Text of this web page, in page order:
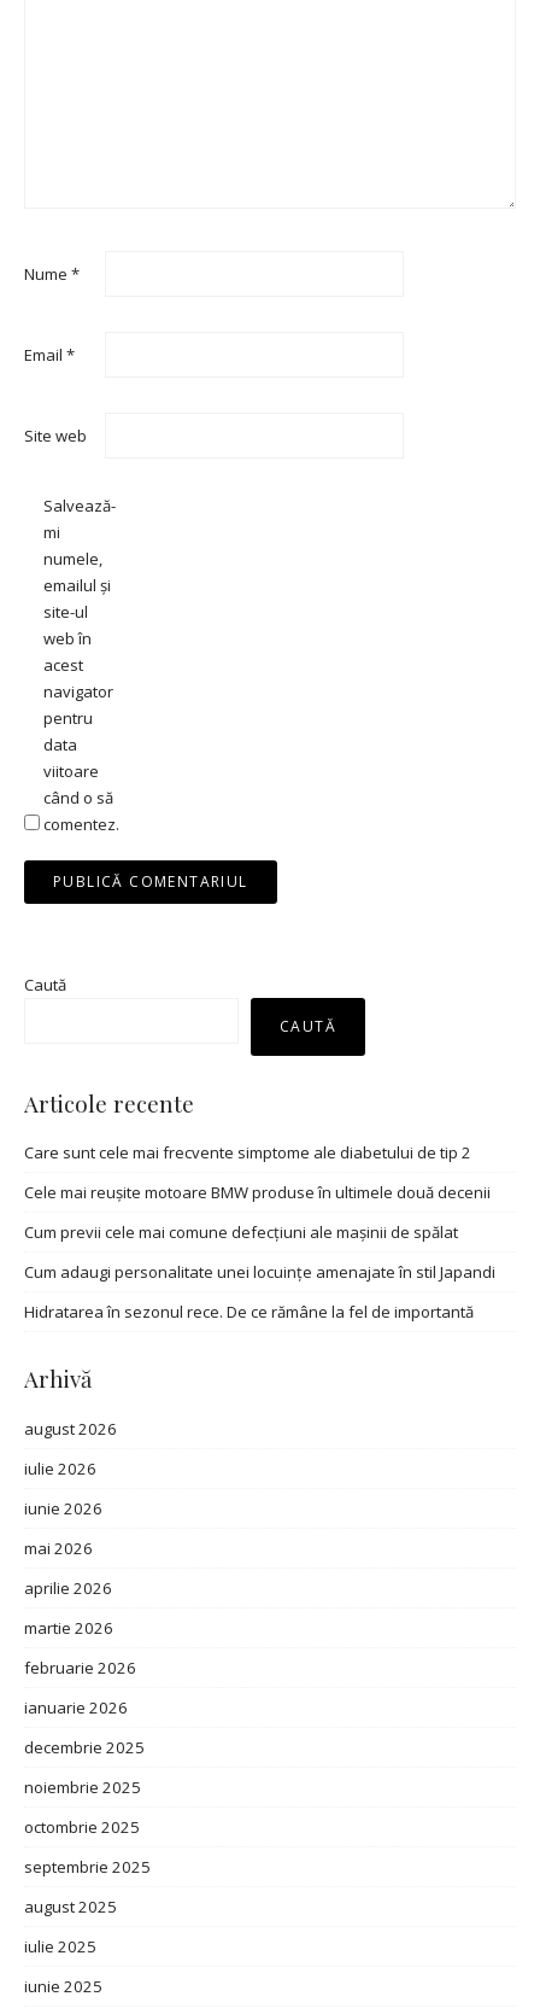
Nume *
Email *
Site web
Salvează-
mi
numele,
emailul și
site-ul
web în
acest
navigator
pentru
data
viitoare
când o să
comentez.
Caută
CAUTĂ
Articole recente
Care sunt cele mai frecvente simptome ale diabetului de tip 2
Cele mai reușite motoare BMW produse în ultimele două decenii
Cum previi cele mai comune defecțiuni ale mașinii de spălat
Cum adaugi personalitate unei locuințe amenajate în stil Japandi
Hidratarea în sezonul rece. De ce rămâne la fel de importantă
Arhivă
august 2026
iulie 2026
iunie 2026
mai 2026
aprilie 2026
martie 2026
februarie 2026
ianuarie 2026
decembrie 2025
noiembrie 2025
octombrie 2025
septembrie 2025
august 2025
iulie 2025
iunie 2025